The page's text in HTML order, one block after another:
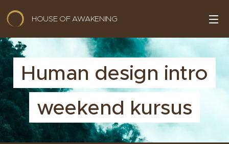
HOUSE OF AWAKENING
Human design intro
weekend kursus